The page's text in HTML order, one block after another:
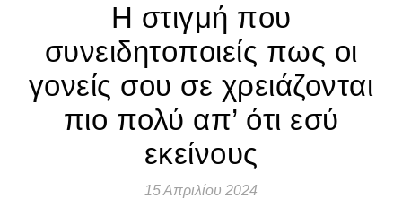
Η στιγμή που
συνειδητοποιείς πως οι
γονείς σου σε χρειάζονται
πιο πολύ απ’ ότι εσύ
εκείνους
15 Απριλίου 2024